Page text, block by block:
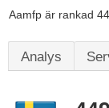
Aamfp är rankad
Analys